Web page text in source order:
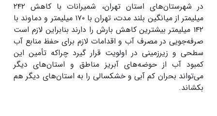
در شهرستان‌های استان تهران، شمیرانات با کاهش ۲۴۲
میلیمتر از میانگین بلند مدت، تهران با۱۷۰ میلیمتر و دماوند با
۱۴۲ میلیمتر بیشترین کاهش بارش را دارند بنابراین لازم است
صرفه‌جویی در مصرف آب و اقدامات لازم برای حفظ منابع آب
سطحی و زیرزمینی در اولویت قرار گیرد چراکه تأمین این
کمبود آب از حوضه‌های آبریز مناطق و استان‌های دیگر
می‌تواند بحران کم آبی و خشکسالی را به استان‌های دیگر هم
بکشاند.